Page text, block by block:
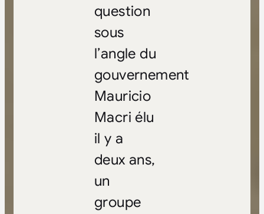
question
sous
l’angle du
gouvernement
Mauricio
Macri élu
il y a
deux ans,
un
groupe